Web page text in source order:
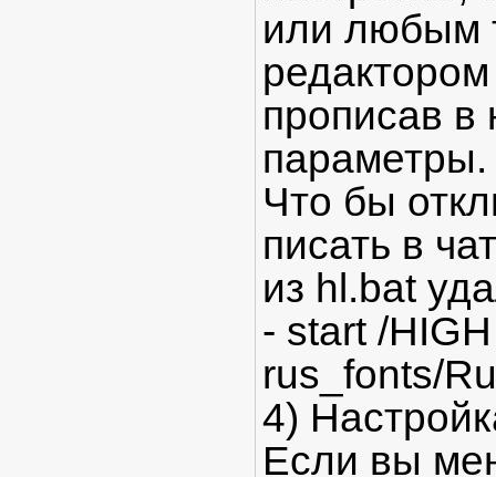
или любым
прописав в
параметры.
Что бы
писать в
из hl.bat
- start /
rus_fonts/
4)
Если вы